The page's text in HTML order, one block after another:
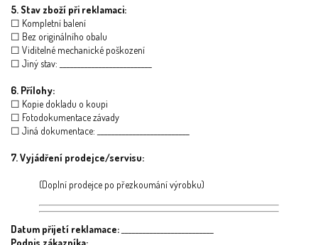
5. Stav zboží při reklamaci:
☐ Kompletní balení
☐ Bez originálního obalu
☐ Viditelné mechanické poškození
☐ Jiný stav: __________________________
6. Přílohy:
☐ Kopie dokladu o koupi
☐ Fotodokumentace závady
☐ Jiná dokumentace: __________________________
7. Vyjádření prodejce/servisu:
(Doplní prodejce po přezkoumání výrobku)
Datum přijetí reklamace: